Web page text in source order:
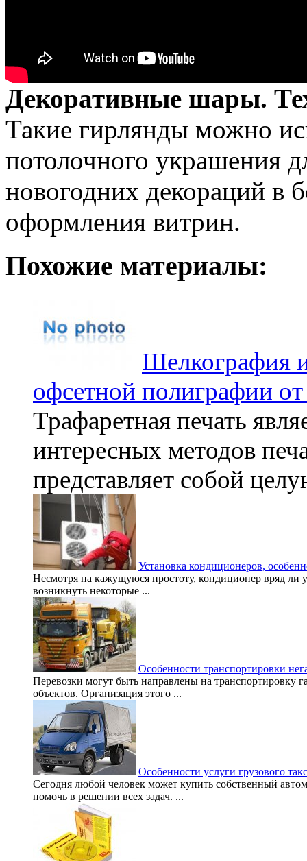
Декоративные шары.
Такие гирлянды можно
потолочного украшения
новогодних декораций в
оформления витрин.
Похожие материалы:
Шелкография
офсетной полиграфии
Трафаретная печать
интересных методов
представляет собой
Установка кондиционеров,
Несмотря на кажущуюся простоту, кондиционер вряд ли
возникнуть некоторые ...
Особенности транспортировки
Перевозки могут быть направлены на транспортировку
объектов. Организация этого ...
Особенности услуги грузового
Сегодня любой человек может купить собственный
помочь в решении всех задач. ...